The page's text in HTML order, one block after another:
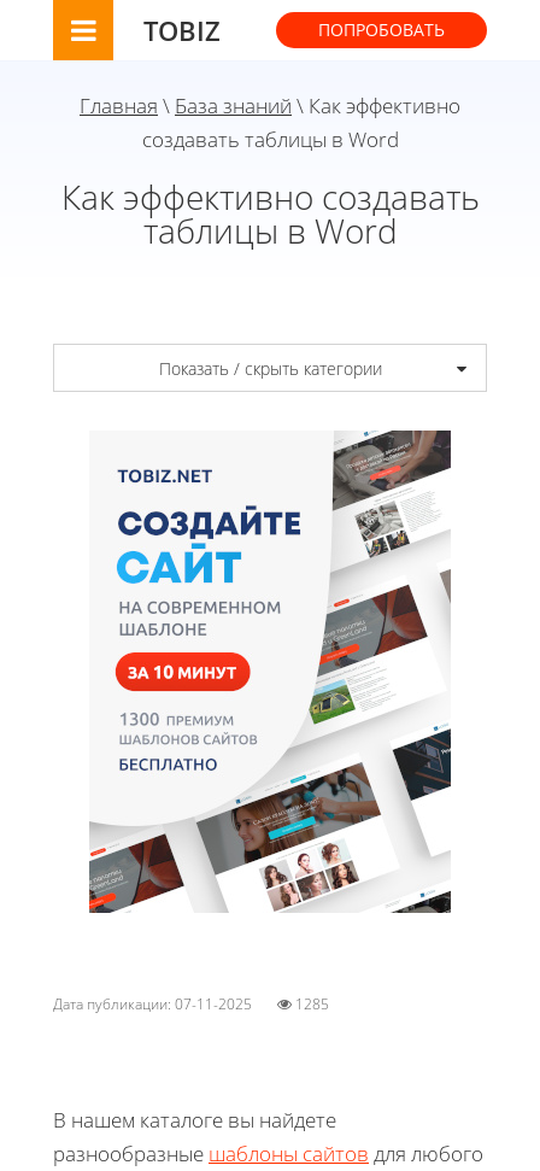
TOBIZ ПОПРОБОВАТЬ
Главная \ База знаний \ Как эффективно
создавать таблицы в Word
Как эффективно создавать
таблицы в Word
Показать / скрыть категории
Дата публикации: 07-11-2025 1285
В нашем каталоге вы найдете
разнообразные шаблоны сайтов для любого